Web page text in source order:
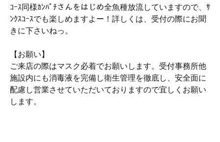
ｺｰｽ同様ｶﾝﾊﾟﾁさんをはじめ全魚種放流していますので、ｻ
ﾝｸｽｺｰｽでも楽しめますよー！詳しくは、受付の際にお聞
きに下さいねっ。
【お願い】
ご来店の際はマスク必着でお願いします。受付事務所他
施設内にも消毒液を完備し衛生管理を徹底し、安全面に
配慮し営業させていただいておりますので宜しくお願い
します。